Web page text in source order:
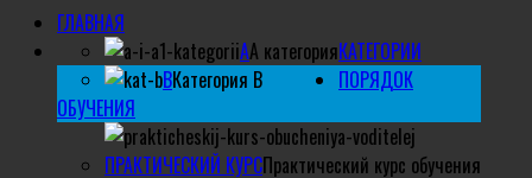
ГЛАВНАЯ
КАТЕГОРИИ
АА категория
BКатегория B
ПОРЯДОК
ОБУЧЕНИЯ
ПРАКТИЧЕСКИЙ КУРСПрактический курс обучения